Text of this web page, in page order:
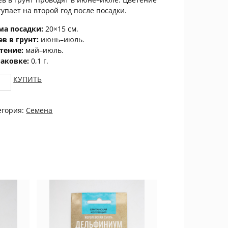
на второй год после посадки.
посадки: 20×15 см.
в грунт: июнь–июль.
май–июль.
0,1 г.
КУПИТЬ
Семена